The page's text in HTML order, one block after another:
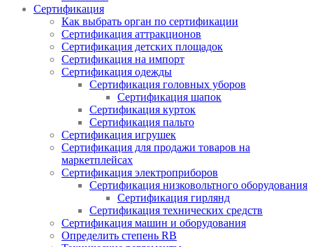
Сертификация
Как выбрать орган по сертификации
Сертификация аттракционов
Сертификация детских площадок
Сертификация на импорт
Сертификация одежды
Сертификация головных уборов
Сертификация шапок
Сертификация курток
Сертификация пальто
Сертификация игрушек
Сертификация для продажи товаров на
маркетплейсах
Сертификация электроприборов
Сертификация низковольтного оборудования
Сертификация гирлянд
Сертификация технических средств
Сертификация машин и оборудования
Определить степень RB